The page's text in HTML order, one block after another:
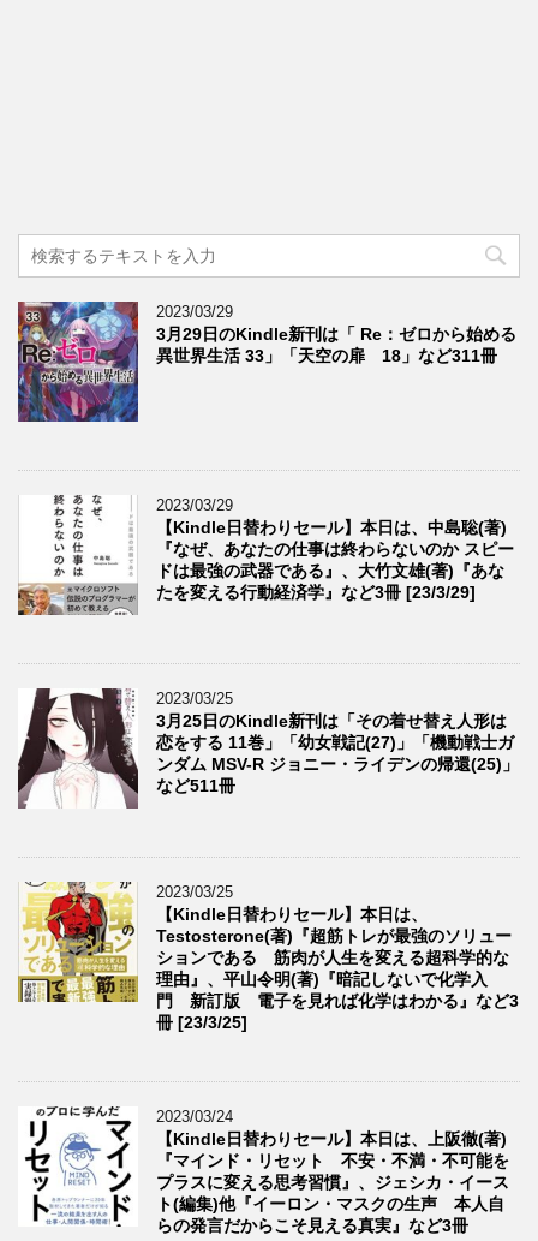
2023/03/29
3月29日のKindle新刊は「 Re：ゼロから始める
異世界生活 33」「天空の扉 18」など311冊
2023/03/29
【Kindle日替わりセール】本日は、中島聡(著)
『なぜ、あなたの仕事は終わらないのか スピー
ドは最強の武器である』、大竹文雄(著)『あな
たを変える行動経済学』など3冊 [23/3/29]
2023/03/25
3月25日のKindle新刊は「その着せ替え人形は
恋をする 11巻」「幼女戦記(27)」「機動戦士ガ
ンダム MSV-R ジョニー・ライデンの帰還(25)」
など511冊
2023/03/25
【Kindle日替わりセール】本日は、
Testosterone(著)『超筋トレが最強のソリュー
ションである 筋肉が人生を変える超科学的な
理由』、平山令明(著)『暗記しないで化学入
門 新訂版 電子を見れば化学はわかる』など3
冊 [23/3/25]
2023/03/24
【Kindle日替わりセール】本日は、上阪徹(著)
『マインド・リセット 不安・不満・不可能を
プラスに変える思考習慣』、ジェシカ・イース
ト(編集)他『イーロン・マスクの生声 本人自
らの発言だからこそ見える真実』など3冊